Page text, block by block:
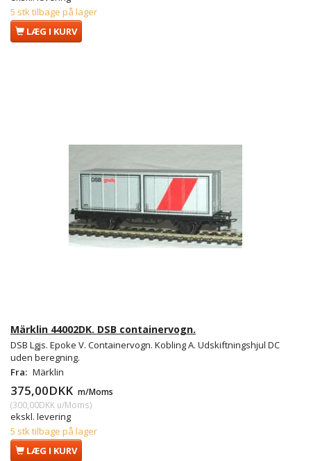
5 stk tilbage på lager
LÆG I KURV
Märklin 44002DK. DSB containervogn.
DSB Lgjs. Epoke V. Containervogn. Kobling A. Udskiftningshjul DC
uden beregning.
Fra: Märklin
375,00DKK m/Moms
(300,00DKK u/Moms)
ekskl. levering
5 stk tilbage på lager
LÆG I KURV